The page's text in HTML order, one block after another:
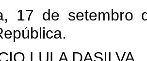
17 de setembro